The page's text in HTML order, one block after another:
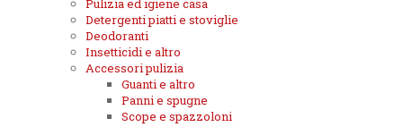
Pulizia ed igiene casa
Detergenti piatti e stoviglie
Deodoranti
Insetticidi e altro
Accessori pulizia
Guanti e altro
Panni e spugne
Scope e spazzoloni